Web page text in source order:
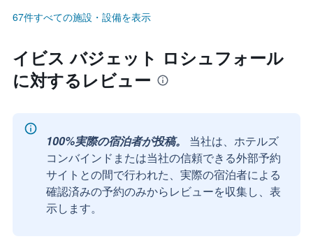
67件すべての施設・設備を表示
イビス バジェット ロシュフォール
に対するレビュー
100%実際の宿泊者が投稿。
当社は、ホテルズ
コンバインドまたは当社の信頼できる外部予約
サイトとの間で行われた、実際の宿泊者による
確認済みの予約のみからレビューを収集し、表
示します。